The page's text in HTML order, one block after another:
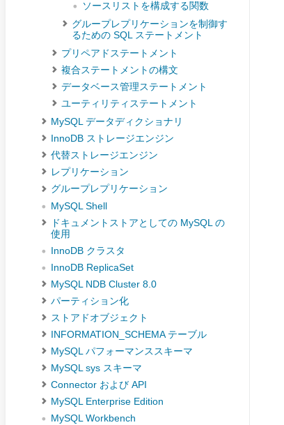
ソースリストを構成する関数
グループレプリケーションを制御す
るための SQL ステートメント
プリペアドステートメント
複合ステートメントの構文
データベース管理ステートメント
ユーティリティステートメント
MySQL データディクショナリ
InnoDB ストレージエンジン
代替ストレージエンジン
レプリケーション
グループレプリケーション
MySQL Shell
ドキュメントストアとしての MySQL の
使用
InnoDB クラスタ
InnoDB ReplicaSet
MySQL NDB Cluster 8.0
パーティション化
ストアドオブジェクト
INFORMATION_SCHEMA テーブル
MySQL パフォーマンススキーマ
MySQL sys スキーマ
Connector および API
MySQL Enterprise Edition
MySQL Workbench